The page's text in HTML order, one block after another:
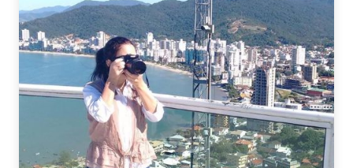
FAMÍLIA
MURDAUGH,
ESTRELADO
POR
BILL
PULLMAN